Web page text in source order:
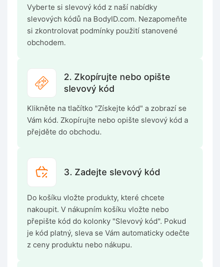
Vyberte si slevový kód z naší nabídky
slevových kódů na BodyID.com. Nezapomeňte
si zkontrolovat podmínky použití stanovené
obchodem.
2. Zkopírujte nebo opište
slevový kód
Klikněte na tlačítko "Získejte kód" a zobrazí se
Vám kód. Zkopírujte nebo opište slevový kód a
přejděte do obchodu.
3. Zadejte slevový kód
Do košíku vložte produkty, které chcete
nakoupit. V nákupním košíku vložte nebo
přepište kód do kolonky "Slevový kód". Pokud
je kód platný, sleva se Vám automaticky odečte
z ceny produktu nebo nákupu.